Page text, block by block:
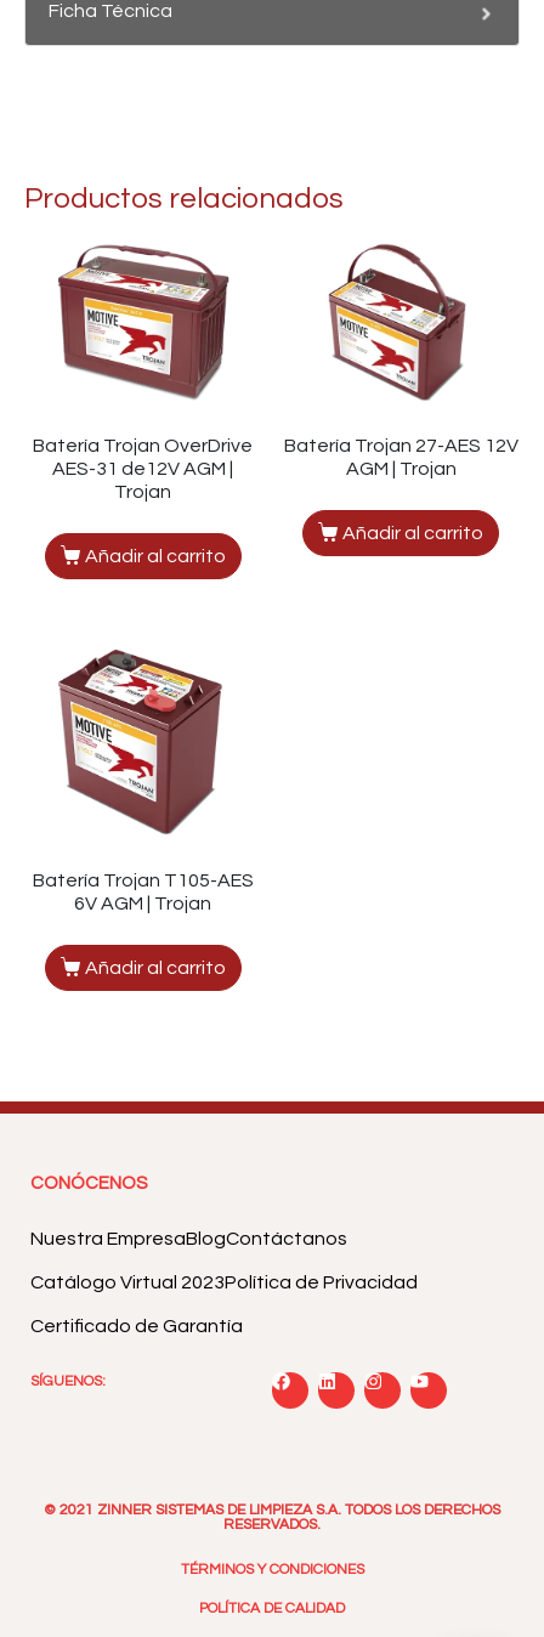
Ficha Técnica
Productos relacionados
Batería Trojan OverDrive
AES-31 de12V AGM |
Trojan
Añadir al carrito
Batería Trojan 27-AES 12V
AGM | Trojan
Añadir al carrito
Batería Trojan T105-AES
6V AGM | Trojan
Añadir al carrito
CONÓCENOS
Nuestra EmpresaBlogContáctanos
Catálogo Virtual 2023Política de Privacidad
Certificado de Garantía
SÍGUENOS:
© 2021 ZINNER SISTEMAS DE LIMPIEZA S.A. TODOS LOS DERECHOS
RESERVADOS.
TÉRMINOS Y CONDICIONES
POLÍTICA DE CALIDAD